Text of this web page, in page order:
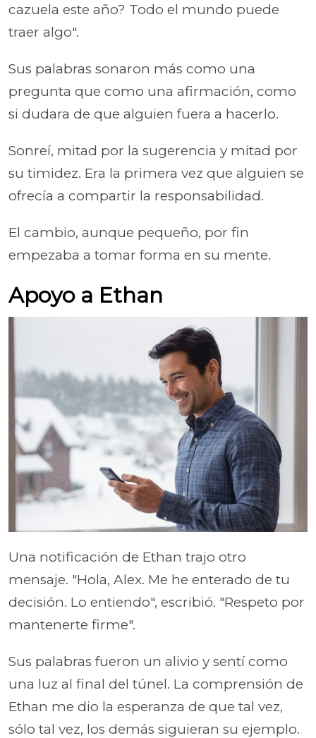
cazuela este año? Todo el mundo puede
traer algo".
Sus palabras sonaron más como una
pregunta que como una afirmación, como
si dudara de que alguien fuera a hacerlo.
Sonreí, mitad por la sugerencia y mitad por
su timidez. Era la primera vez que alguien se
ofrecía a compartir la responsabilidad.
El cambio, aunque pequeño, por fin
empezaba a tomar forma en su mente.
Apoyo a Ethan
Una notificación de Ethan trajo otro
mensaje. "Hola, Alex. Me he enterado de tu
decisión. Lo entiendo", escribió. "Respeto por
mantenerte firme".
Sus palabras fueron un alivio y sentí como
una luz al final del túnel. La comprensión de
Ethan me dio la esperanza de que tal vez,
sólo tal vez, los demás siguieran su ejemplo.